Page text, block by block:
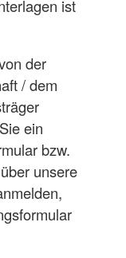
ist
der
/ dem
ein
bzw.
unsere